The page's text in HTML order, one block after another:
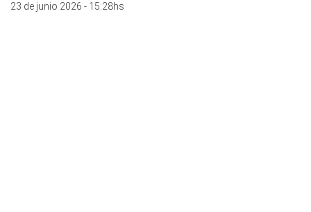
23 de junio 2026 - 15:28hs